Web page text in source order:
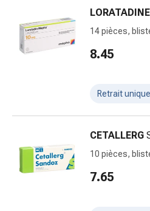
accessoires
Douche
nasale
Cœur
Bas
LORATADINE
14 pièces,
8.45
Retrait
CETALLERG
10 pièces,
7.65